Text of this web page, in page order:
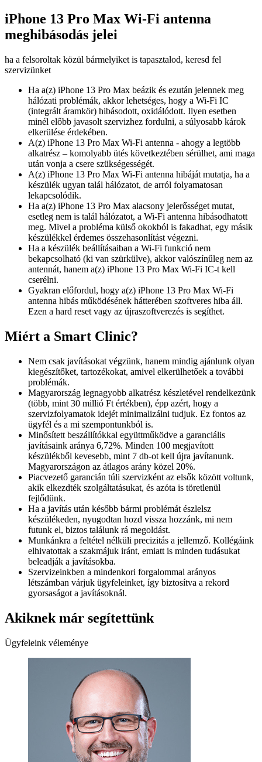
iPhone 13 Pro Max Wi-Fi antenna
meghibásodás jelei
ha a felsoroltak közül bármelyiket is tapasztalod, keresd fel
szervizünket
Ha a(z) iPhone 13 Pro Max beázik és ezután jelennek meg
hálózati problémák, akkor lehetséges, hogy a Wi-Fi IC
(integrált áramkör) hibásodott, oxidálódott. Ilyen esetben
minél előbb javasolt szervizhez fordulni, a súlyosabb károk
elkerülése érdekében.
A(z) iPhone 13 Pro Max Wi-Fi antenna - ahogy a legtöbb
alkatrész – komolyabb ütés következtében sérülhet, ami maga
után vonja a csere szükségességét.
A(z) iPhone 13 Pro Max Wi-Fi antenna hibáját mutatja, ha a
készülék ugyan talál hálózatot, de arról folyamatosan
lekapcsolódik.
Ha a(z) iPhone 13 Pro Max alacsony jelerősséget mutat,
esetleg nem is talál hálózatot, a Wi-Fi antenna hibásodhatott
meg. Mivel a probléma külső okokból is fakadhat, egy másik
készülékkel érdemes összehasonlítást végezni.
Ha a készülék beállításaiban a Wi-Fi funkció nem
bekapcsolható (ki van szürkülve), akkor valószínűleg nem az
antennát, hanem a(z) iPhone 13 Pro Max Wi-Fi IC-t kell
cserélni.
Gyakran előfordul, hogy a(z) iPhone 13 Pro Max Wi-Fi
antenna hibás működésének hátterében szoftveres hiba áll.
Ezen a hard reset vagy az újraszoftverezés is segíthet.
Miért a Smart Clinic?
Nem csak javításokat végzünk, hanem mindig ajánlunk olyan
kiegészítőket, tartozékokat, amivel elkerülhetőek a további
problémák.
Magyarország legnagyobb alkatrész készletével rendelkezünk
(több, mint 30 millió Ft értékben), épp azért, hogy a
szervizfolyamatok idejét minimalizálni tudjuk. Ez fontos az
ügyfél és a mi szempontunkból is.
Minősített beszállítókkal együttműködve a garanciális
javításaink aránya 6,72%. Minden 100 megjavított
készülékből kevesebb, mint 7 db-ot kell újra javítanunk.
Magyarországon az átlagos arány közel 20%.
Piacvezető garancián túli szervizként az elsők között voltunk,
akik elkezdték szolgáltatásukat, és azóta is töretlenül
fejlődünk.
Ha a javítás után később bármi problémát észlelsz
készülékeden, nyugodtan hozd vissza hozzánk, mi nem
futunk el, biztos találunk rá megoldást.
Munkánkra a feltétel nélküli precizitás a jellemző. Kollégáink
elhivatottak a szakmájuk iránt, emiatt is minden tudásukat
beleadják a javításokba.
Szervizeinkben a mindenkori forgalommal arányos
létszámban várjuk ügyfeleinket, így biztosítva a rekord
gyorsaságot a javításoknál.
Akiknek már segítettünk
Ügyfeleink véleménye